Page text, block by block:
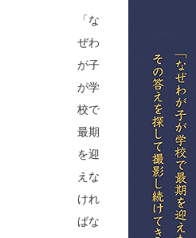
「な
ぜわ
が子
が学
校で
最期
を迎
えな
けれ
ばな